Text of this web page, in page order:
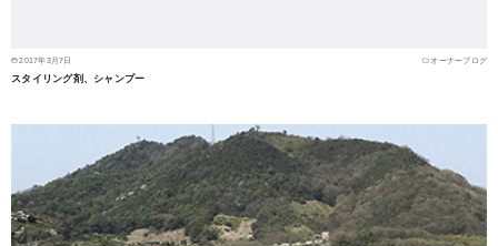
2017年3月7日 オーナーブログ
スタイリング剤、シャンプー